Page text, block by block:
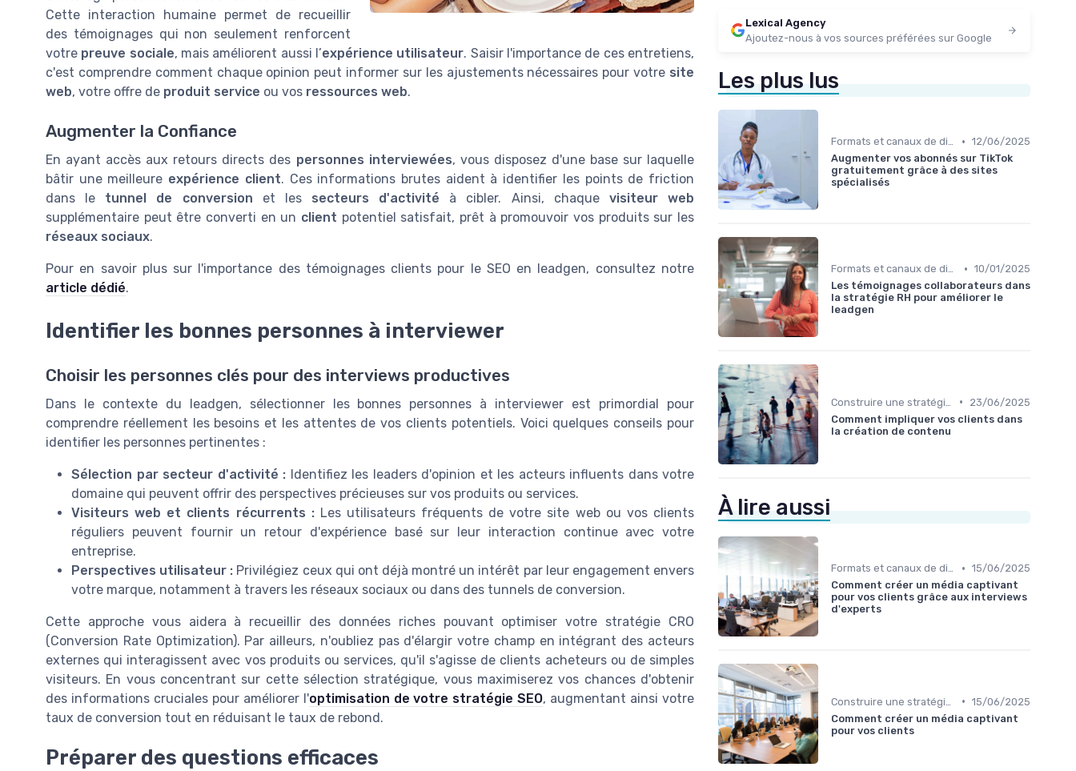
Cette interaction humaine permet de recueillir
des témoignages qui non seulement renforcent
votre preuve sociale, mais améliorent aussi l’expérience utilisateur. Saisir l'importance de ces entretiens,
c'est comprendre comment chaque opinion peut informer sur les ajustements nécessaires pour votre site
web, votre offre de produit service ou vos ressources web.
Augmenter la Confiance
En ayant accès aux retours directs des personnes interviewées, vous disposez d'une base sur laquelle
bâtir une meilleure expérience client. Ces informations brutes aident à identifier les points de friction
dans le tunnel de conversion et les secteurs d'activité à cibler. Ainsi, chaque visiteur web
supplémentaire peut être converti en un client potentiel satisfait, prêt à promouvoir vos produits sur les
réseaux sociaux.
Pour en savoir plus sur l'importance des témoignages clients pour le SEO en leadgen, consultez notre
article dédié.
Identifier les bonnes personnes à interviewer
Choisir les personnes clés pour des interviews productives
Dans le contexte du leadgen, sélectionner les bonnes personnes à interviewer est primordial pour
comprendre réellement les besoins et les attentes de vos clients potentiels. Voici quelques conseils pour
identifier les personnes pertinentes :
Sélection par secteur d'activité : Identifiez les leaders d'opinion et les acteurs influents dans votre
domaine qui peuvent offrir des perspectives précieuses sur vos produits ou services.
Visiteurs web et clients récurrents :Les utilisateurs fréquents de votre site web ou vos clients
réguliers peuvent fournir un retour d'expérience basé sur leur interaction continue avec votre
entreprise.
Perspectives utilisateur : Privilégiez ceux qui ont déjà montré un intérêt par leur engagement envers
votre marque, notamment à travers les réseaux sociaux ou dans des tunnels de conversion.
Cette approche vous aidera à recueillir des données riches pouvant optimiser votre stratégie CRO
(Conversion Rate Optimization). Par ailleurs, n'oubliez pas d'élargir votre champ en intégrant des acteurs
externes qui interagissent avec vos produits ou services, qu'il s'agisse de clients acheteurs ou de simples
visiteurs. En vous concentrant sur cette sélection stratégique, vous maximiserez vos chances d'obtenir
des informations cruciales pour améliorer l'optimisation de votre stratégie SEO, augmentant ainsi votre
taux de conversion tout en réduisant le taux de rebond.
Préparer des questions efficaces
Lexical Agency
Ajoutez-nous à vos sources préférées sur Google
Les plus lus
Formats et canaux de diffusion • 12/06/2025
Augmenter vos abonnés sur TikTok
gratuitement grâce à des sites
spécialisés
Formats et canaux de diffusion • 10/01/2025
Les témoignages collaborateurs dans
la stratégie RH pour améliorer le
leadgen
•
23/06/2025
Comment impliquer vos clients dans
la création de contenu
À lire aussi
Formats et canaux de diffusion • 15/06/2025
Comment créer un média captivant
pour vos clients grâce aux interviews
d'experts
• 15/06/2025
Comment créer un média captivant
pour vos clients